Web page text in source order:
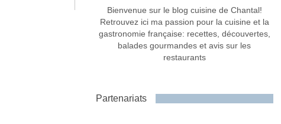
Commentaire ou message *
Bienvenue sur le blog cuisine de Chantal!
Retrouvez ici ma passion pour la cuisine et la
gastronomie française: recettes, découvertes,
balades gourmandes et avis sur les
restaurants
Partenariats